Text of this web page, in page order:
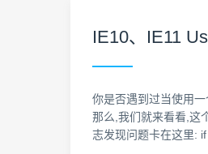
IE10、IE11
你是否遇到过当使用
那么,我们就来看看,这
志发现问题卡在这里: